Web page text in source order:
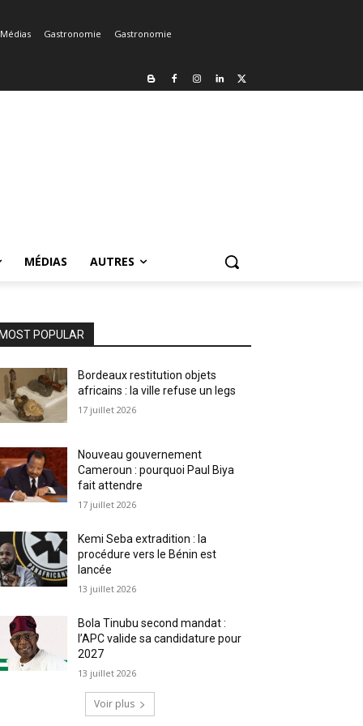
Médias Gastronomie
Gastronomie
MÉDIAS AUTRES
MOST POPULAR
Bordeaux restitution objets
africains : la ville refuse un legs
17 juillet 2026
Nouveau gouvernement
Cameroun : pourquoi Paul Biya
fait attendre
17 juillet 2026
Kemi Seba extradition : la
procédure vers le Bénin est
lancée
13 juillet 2026
Bola Tinubu second mandat :
l’APC valide sa candidature pour
2027
13 juillet 2026
Voir plus